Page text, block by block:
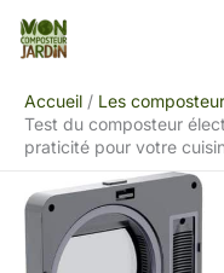
Aller
Accueil
Les
Test du composteur
praticité pour votre
Rechercher